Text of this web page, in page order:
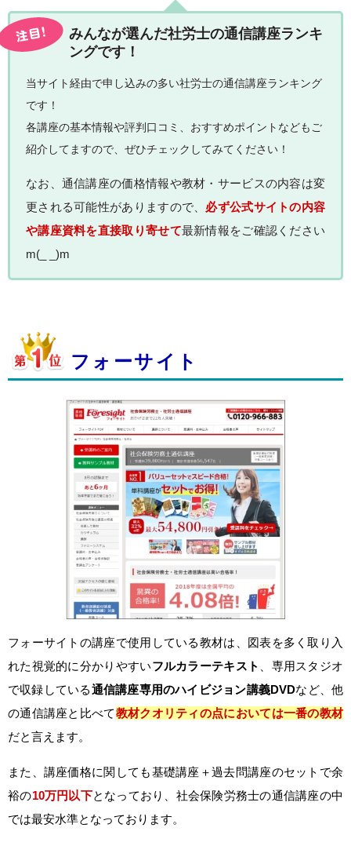
みんなが選んだ社労士の通信講座ランキ
ングです！
当サイト経由で申し込みの多い社労士の通信講座ランキング
です！
各講座の基本情報や評判口コミ、おすすめポイントなどもご
紹介してますので、ぜひチェックしてみてください！
なお、通信講座の価格情報や教材・サービスの内容は変
更される可能性がありますので、 必ず公式サイトの内容
や講座資料を直接取り寄せて最新情報をご確認ください
m(_ _)m
フォーサイト
フォーサイトの講座で使用している教材は、図表を多く取り入
れた視覚的に分かりやすいフルカラーテキスト
、専用スタジオ
で収録している通信講座専用のハイビジョン講義DVDなど、他
の通信講座と比べて教材クオリティの点においては一番の教材
だと言えます。
また、講座価格に関しても基礎講座＋過去問講座のセットで余
裕の10万円以下となっており、社会保険労務士の通信講座の中
では最安水準となっております。